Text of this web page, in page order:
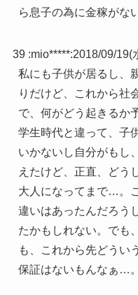
ら息子の為に金稼がな
39 :mio*****:2018/09/19(
私にも子供が居るし、
りだけど、これから社
で、何がどう起きるか
学生時代と違って、子
いかないし自分がもし
えたけど、正直、どう
大人になってまで…。
違いはあったんだろう
たかもしれない。でも
も、これから先どうい
保証はないもんなぁ…。